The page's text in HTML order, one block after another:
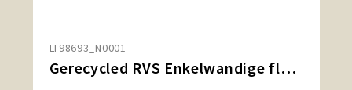
LT98693_N0001
Gerecycled RVS Enkelwandige fles met Karabijnhaak 500ml